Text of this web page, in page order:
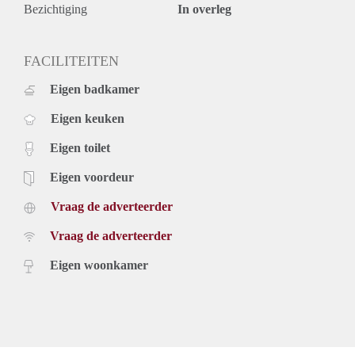
nemen. De volgorde van binnengekomen reacties bepaalt
Vanwege het grote aantal aanvragen kunnen wij niet op
uit voor een bezichtiging. We kunnen helaas niet iedereen
Bezichtiging In overleg
FACILITEITEN
Eigen badkamer
Eigen keuken
Eigen toilet
Eigen voordeur
Vraag de adverteerder
Vraag de adverteerder
Eigen woonkamer